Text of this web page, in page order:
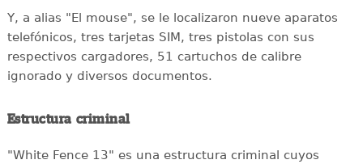
Y, a alias "El mouse", se le localizaron nueve aparatos
telefónicos, tres tarjetas SIM, tres pistolas con sus
respectivos cargadores, 51 cartuchos de calibre
ignorado y diversos documentos.
Estructura criminal
"White Fence 13" es una estructura criminal cuyos